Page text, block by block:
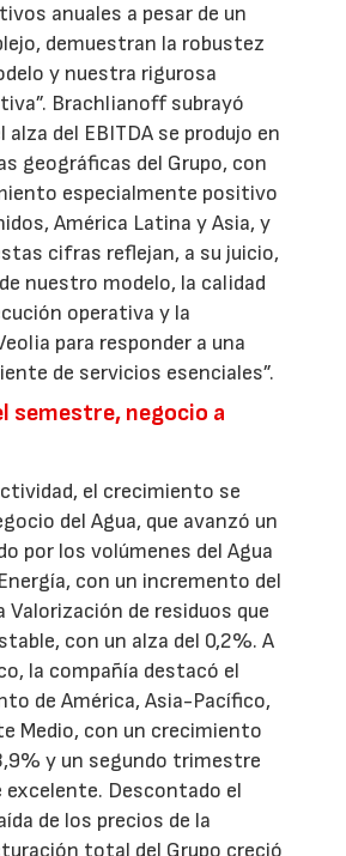
anuales a pesar de un
demuestran la robustez
y nuestra rigurosa
Brachlianoff subrayó
alza del EBITDA se produjo en
geográficas del Grupo, con
especialmente positivo
América Latina y Asia, y
cifras reflejan, a su juicio,
nuestro modelo, la calidad
operativa y la
para responder a una
de servicios esenciales”.
semestre, negocio a
el crecimiento se
del Agua, que avanzó un
por los volúmenes del Agua
con un incremento del
Valorización de residuos que
con un alza del 0,2%. A
la compañía destacó el
de América, Asia-Pacífico,
Medio, con un crecimiento
y un segundo trimestre
excelente. Descontado el
de los precios de la
total del Grupo creció